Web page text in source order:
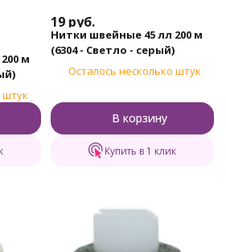
м
штук
19 руб.
Нитки швейные 45 лл 200 м
(6304 - Светло - серый)
Осталось несколько штук
В корзину
Купить в 1 клик